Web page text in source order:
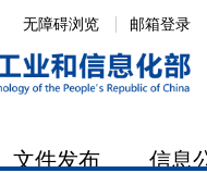
邮箱登录
无障碍浏览
文件发布 信息